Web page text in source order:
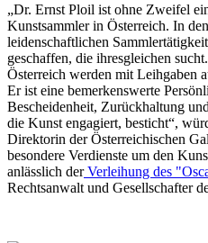
„Dr. Ernst Ploil ist ohne Zweifel
Kunstsammler in Österreich. In
leidenschaftlichen
geschaffen, die ihresgleichen
Österreich werden mit Leihgaben
Er ist eine bemerkenswerte
Bescheidenheit, Zurückhaltung
die Kunst engagiert, besticht“,
Direktorin der Österreichischen
besondere Verdienste um den
anlässlich derVerleihung des
Rechtsanwalt und Gesellschafter